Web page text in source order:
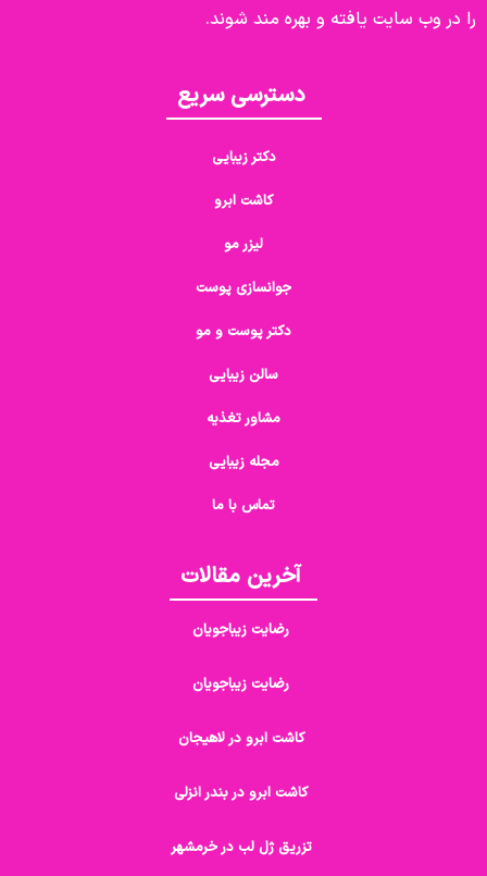
را در وب سایت یافته و بهره مند شوند.
دسترسی سریع
دکتر زیبایی
کاشت ابرو
لیزر مو
جوانسازی پوست
دکتر پوست و مو
سالن زیبایی
مشاور تغذیه
مجله زیبایی
تماس با ما
آخرین مقالات
رضایت زیباجویان
رضایت زیباجویان
کاشت ابرو در لاهیجان
کاشت ابرو در بندر انزلی
تزریق ژل لب در خرمشهر